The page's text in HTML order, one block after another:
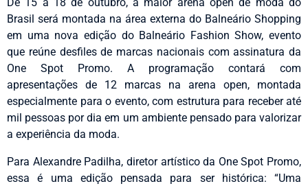
De 15 a 18 de outubro, a maior arena open de moda do
Brasil será montada na área externa do Balneário Shopping
em uma nova edição do Balneário Fashion Show, evento
que reúne desfiles de marcas nacionais com assinatura da
One Spot Promo. A programação contará com
apresentações de 12 marcas na arena open, montada
especialmente para o evento, com estrutura para receber até
mil pessoas por dia em um ambiente pensado para valorizar
a experiência da moda.
Para Alexandre Padilha, diretor artístico da One Spot Promo,
essa é uma edição pensada para ser histórica: “Uma